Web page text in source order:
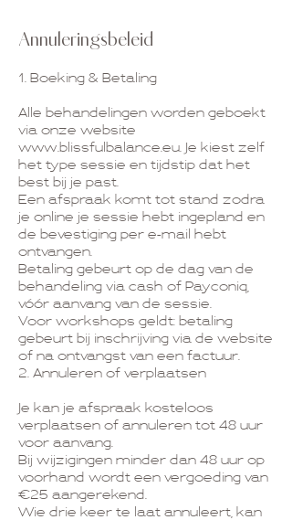
Annuleringsbeleid
1. Boeking & Betaling
Alle behandelingen worden geboekt
via onze website
www.blissfulbalance.eu. Je kiest zelf
het type sessie en tijdstip dat het
best bij je past.
Een afspraak komt tot stand zodra
je online je sessie hebt ingepland en
de bevestiging per e-mail hebt
ontvangen.
Betaling gebeurt op de dag van de
behandeling via cash of Payconiq,
vóór aanvang van de sessie.
Voor workshops geldt: betaling
gebeurt bij inschrijving via de website
of na ontvangst van een factuur.
2. Annuleren of verplaatsen
Je kan je afspraak kosteloos
verplaatsen of annuleren tot 48 uur
voor aanvang.
Bij wijzigingen minder dan 48 uur op
voorhand wordt een vergoeding van
€25 aangerekend.
Wie drie keer te laat annuleert, kan